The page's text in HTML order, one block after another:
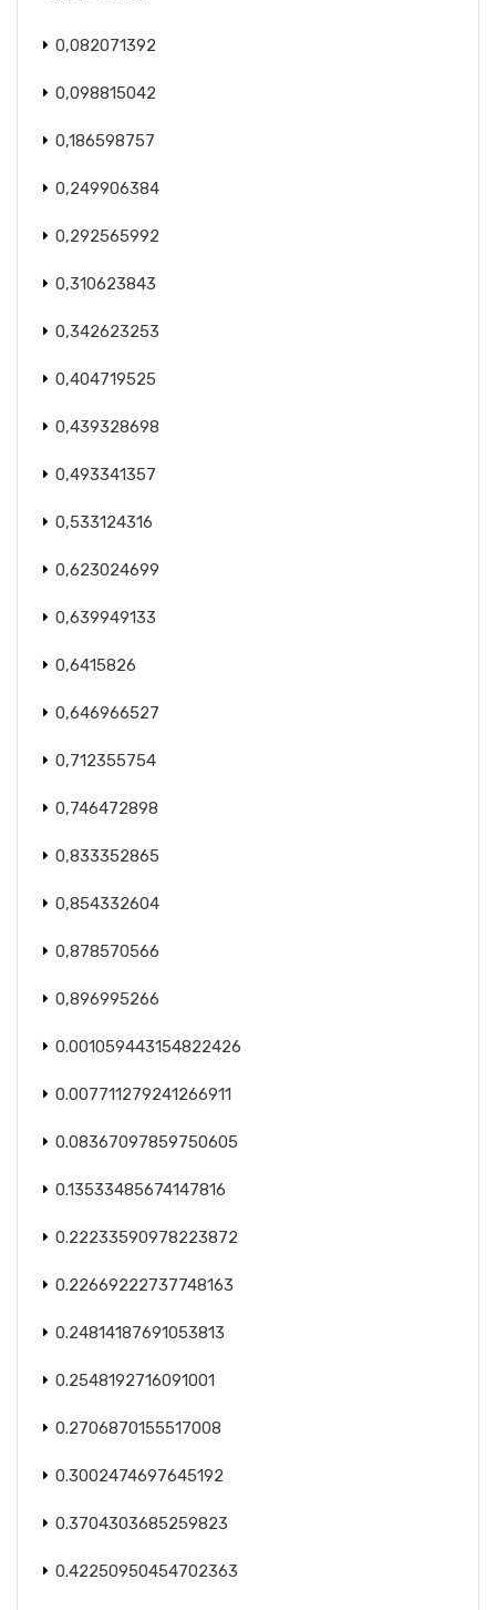
0,082071392
0,098815042
0,186598757
0,249906384
0,292565992
0,310623843
0,342623253
0,404719525
0,439328698
0,493341357
0,533124316
0,623024699
0,639949133
0,6415826
0,646966527
0,712355754
0,746472898
0,833352865
0,854332604
0,878570566
0,896995266
0.001059443154822426
0.007711279241266911
0.08367097859750605
0.13533485674147816
0.22233590978223872
0.22669222737748163
0.24814187691053813
0.2548192716091001
0.2706870155517008
0.3002474697645192
0.3704303685259823
0.42250950454702363